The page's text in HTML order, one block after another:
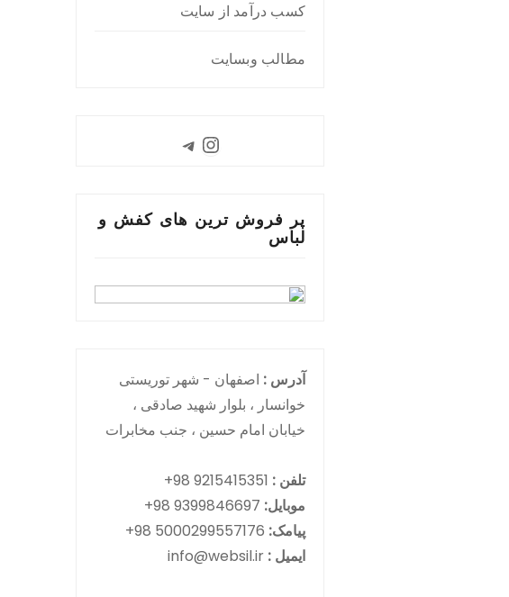
کسب درآمد از سایت
مطالب وبسایت
Instagram
Telegram
پر فروش ترین های کفش و
لباس
آدرس : اصفهان - شهر توریستی
خوانسار ، بلوار شهید صادقی ،
خیابان امام حسین ، جنب مخابرات
تلفن :
موبایل:
پیامک:
ایمیل :